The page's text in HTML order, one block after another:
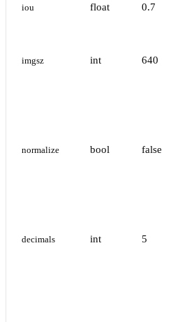
iou float 0.7
imgsz int 640
normalize bool false
decimals int 5